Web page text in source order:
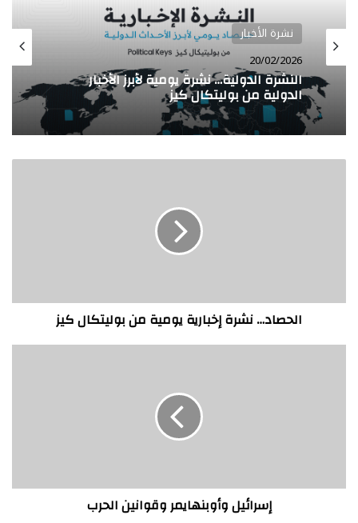
نشرة الأخبار
20/02/2026
النشرة الدولية… نشرة يومية لأبرز الأخبار
الدولية من بوليتكال كيز
الحصاد…
الحصاد… نشرة إخبارية يومية من بوليتكال كيز
إسرائيل وأوبنهايمر وقوانين الحرب